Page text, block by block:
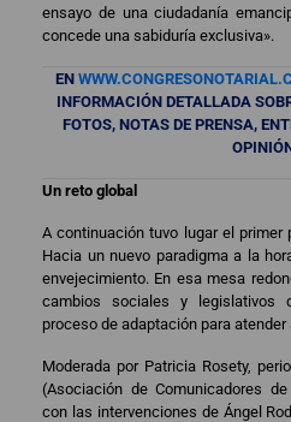
ensayo de una ciudadanía
concede una sabiduría exclusiva».
EN
INFORMACIÓN DETALLADA
FOTOS, NOTAS DE PRENSA,
Un reto global
A continuación tuvo lugar el primer
Hacia un nuevo paradigma a la
envejecimiento. En esa mesa
cambios sociales y legislativos
proceso de adaptación para
Moderada por Patricia Rosety,
(Asociación de Comunicadores
con las intervenciones de Ángel